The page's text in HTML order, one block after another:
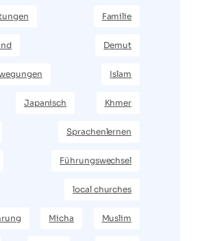
Familie
Demut
Islam
Japanisch Khmer
Sprachenlernen
Führungswechsel
local churches
Micha Muslim